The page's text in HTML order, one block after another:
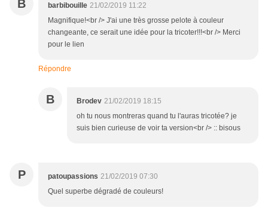
B barbibouille 21/02/2019 11:22
Magnifique!<br /> J'ai une très grosse pelote à couleur
changeante, ce serait une idée pour la tricoter!!!<br /> Merci
pour le lien
Répondre
B Brodev 21/02/2019 18:15
oh tu nous montreras quand tu l'auras tricotée? je
suis bien curieuse de voir ta version<br /> :: bisous
P patoupassions 21/02/2019 07:30
Quel superbe dégradé de couleurs!